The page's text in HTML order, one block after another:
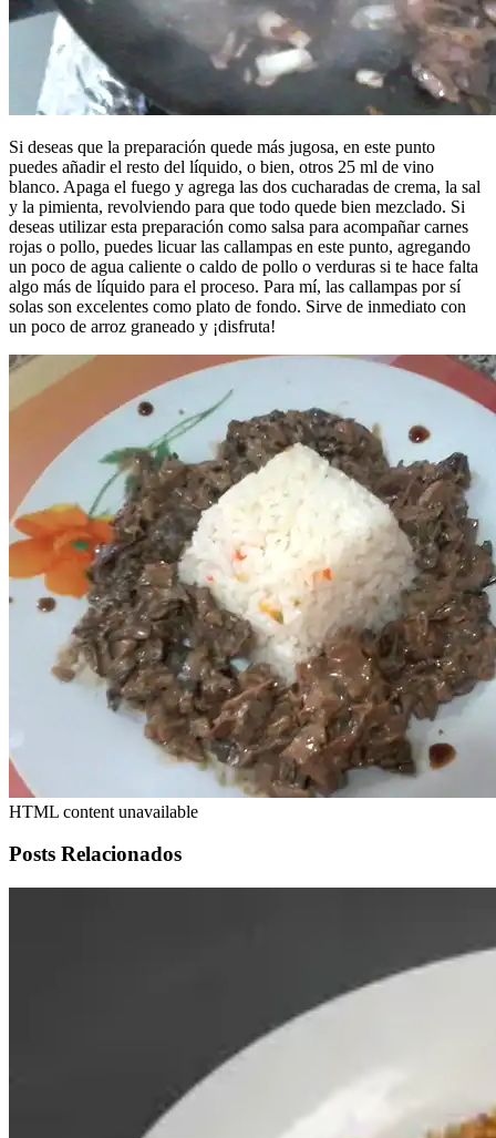
Si deseas que la preparación quede más jugosa, en este punto
puedes añadir el resto del líquido, o bien, otros 25 ml de vino
blanco. Apaga el fuego y agrega las dos cucharadas de crema, la sal
y la pimienta, revolviendo para que todo quede bien mezclado. Si
deseas utilizar esta preparación como salsa para acompañar carnes
rojas o pollo, puedes licuar las callampas en este punto, agregando
un poco de agua caliente o caldo de pollo o verduras si te hace falta
algo más de líquido para el proceso. Para mí, las callampas por sí
solas son excelentes como plato de fondo. Sirve de inmediato con
un poco de arroz graneado y ¡disfruta!
HTML content unavailable
Posts Relacionados